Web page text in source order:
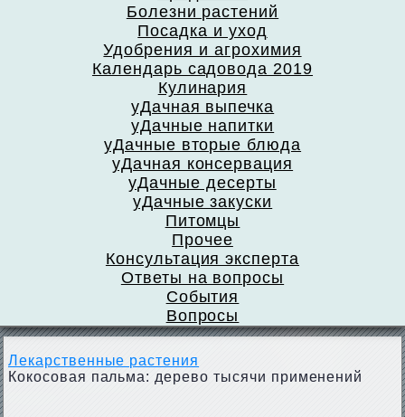
Болезни растений
Посадка и уход
Удобрения и агрохимия
Календарь садовода 2019
Кулинария
уДачная выпечка
уДачные напитки
уДачные вторые блюда
уДачная консервация
уДачные десерты
уДачные закуски
Питомцы
Прочее
Консультация эксперта
Ответы на вопросы
События
Вопросы
Лекарственные растения
Кокосовая пальма: дерево тысячи применений